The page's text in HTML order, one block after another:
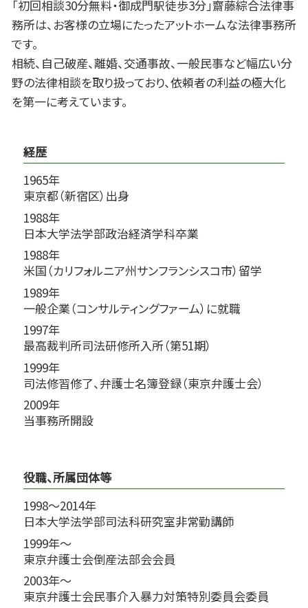
「初回相談30分無料・御成門駅徒歩3分」齋藤綜合法律事
務所は、お客様の立場にたったアットホームな法律事務所
です。
相続、自己破産、離婚、交通事故、一般民事など幅広い分
野の法律相談を取り扱っており、依頼者の利益の極大化
を第一に考えています。
経歴
1965年
東京都（新宿区）出身
1988年
日本大学法学部政治経済学科卒業
1988年
米国（カリフォルニア州サンフランシスコ市）留学
1989年
一般企業（コンサルティングファーム）に就職
1997年
最高裁判所司法研修所入所（第51期）
1999年
司法修習修了、弁護士名簿登録（東京弁護士会）
2009年
当事務所開設
役職、所属団体等
1998～2014年
日本大学法学部司法科研究室非常勤講師
1999年～
東京弁護士会倒産法部会会員
2003年～
東京弁護士会民事介入暴力対策特別委員会委員